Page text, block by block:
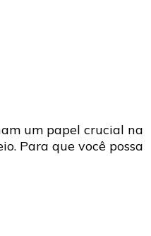
um papel crucial na
Para que você possa